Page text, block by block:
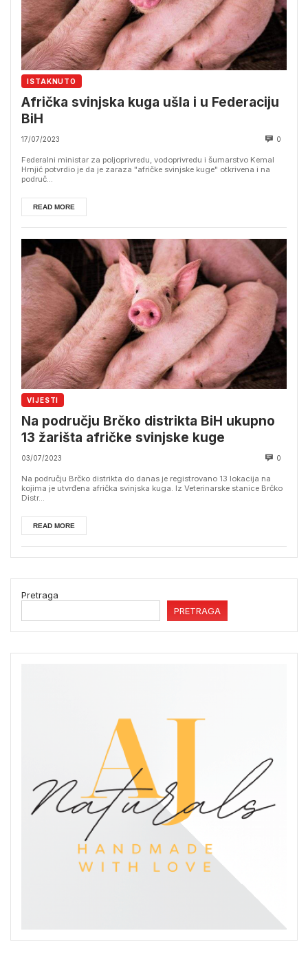
ISTAKNUTO
Afrička svinjska kuga ušla i u Federaciju
BiH
17/07/2023 0
Federalni ministar za poljoprivredu, vodoprivredu i šumarstvo Kemal
Hrnjić potvrdio je da je zaraza "afričke svinjske kuge" otkrivena i na
područ...
READ MORE
VIJESTI
Na području Brčko distrikta BiH ukupno
13 žarišta afričke svinjske kuge
03/07/2023 0
Na području Brčko distrikta do danas je registrovano 13 lokacija na
kojima je utvrđena afrička svinjska kuga. Iz Veterinarske stanice Brčko
Distr...
READ MORE
Pretraga
PRETRAGA